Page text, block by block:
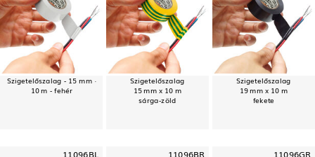
Szigetelőszalag - 15 mm ·
10 m - fehér
Szigetelőszalag
15 mm x 10 m
sárga-zöld
Szigetelőszalag
19 mm x 10 m
fekete
11096BL 11096BR 11096GR